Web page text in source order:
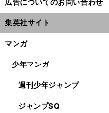
広告についてのお問い合わせ
集英社サイト
マンガ
少年マンガ
週刊少年ジャンプ
ジャンプSQ